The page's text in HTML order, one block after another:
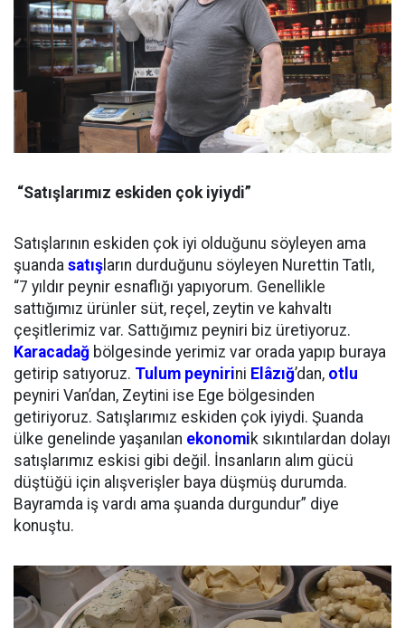
“Satışlarımız eskiden çok iyiydi”
Satışlarının eskiden çok iyi olduğunu söyleyen ama
şuanda satış ların durduğunu söyleyen Nurettin Tatlı,
“7 yıldır peynir esnaflığı yapıyorum. Genellikle
sattığımız ürünler süt, reçel, zeytin ve kahvaltı
çeşitlerimiz var. Sattığımız peyniri biz üretiyoruz.
Karacadağ bölgesinde yerimiz var orada yapıp buraya
getirip satıyoruz. Tulum peynirini Elâzığ’dan, otlu
peyniri Van’dan, Zeytini ise Ege bölgesinden
getiriyoruz. Satışlarımız eskiden çok iyiydi. Şuanda
ülke genelinde yaşanılan ekonomik sıkıntılardan dolayı
satışlarımız eskisi gibi değil. İnsanların alım gücü
düştüğü için alışverişler baya düşmüş durumda.
Bayramda iş vardı ama şuanda durgundur” diye
konuştu.